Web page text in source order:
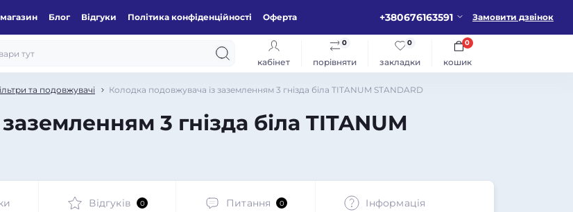
Блог Відгуки Політика конфіденційності Оферта +380676163591 Замовити дзвінок
кабінет порівняти
0
закладки
0
кошик
0
та подовжувачі Колодка подовжувача із заземленням 3 гнізда біла TITANUM STANDARD
3 гнізда біла TITANUM
Відгуків 0 Питання 0 Iнформація